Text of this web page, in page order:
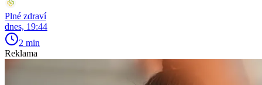
Plné zdraví
dnes, 19:44
2 min
Reklama